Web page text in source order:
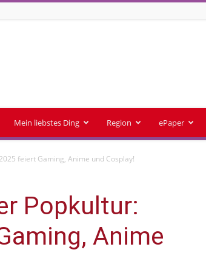
Mein liebstes Ding Region ePaper
feiert Gaming, Anime und Cosplay!
Popkultur:
Anime